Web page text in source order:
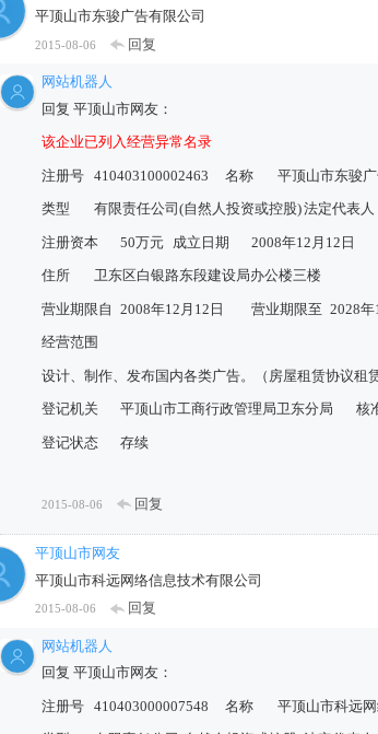
平顶山市东骏广告有限公司
2015-08-06 回复
网站机器人
回复 平顶山市网友：
该企业已列入经营异常名录
注册号 410403100002463 名称 平顶山市东骏
类型 有限责任公司(自然人投资或控股)法定代表人
注册资本 50万元 成立日期 2008年12月12日
住所 卫东区白银路东段建设局办公楼三楼
营业期限自 2008年12月12日 营业期限至 2028年
经营范围
设计、制作、发布国内各类广告。（房屋租赁协议租
登记机关 平顶山市工商行政管理局卫东分局 核
登记状态 存续
2015-08-06 回复
平顶山市网友
平顶山市科远网络信息技术有限公司
2015-08-06 回复
网站机器人
回复 平顶山市网友：
注册号 410403000007548 名称 平顶山市科远